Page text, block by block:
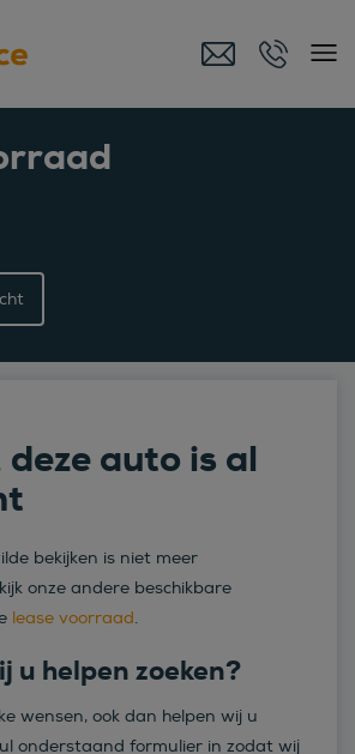
deze auto is al
bekijken is niet meer
onze andere beschikbare
lease voorraad.
u helpen zoeken?
wensen, ook dan helpen wij u
onderstaand formulier in zodat wij